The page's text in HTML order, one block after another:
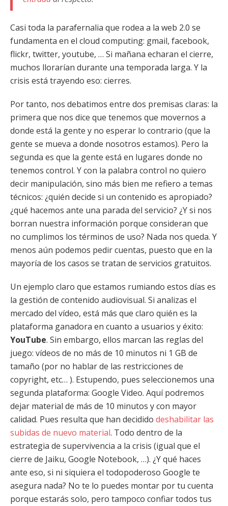
Casi toda la parafernalia que rodea a la web 2.0 se
fundamenta en el cloud computing: gmail, facebook,
flickr, twitter, youtube, … Si mañana echaran el cierre,
muchos llorarían durante una temporada larga. Y la
crisis está trayendo eso: cierres.
Por tanto, nos debatimos entre dos premisas claras: la
primera que nos dice que tenemos que movernos a
donde está la gente y no esperar lo contrario (que la
gente se mueva a donde nosotros estamos). Pero la
segunda es que la gente está en lugares donde no
tenemos control. Y con la palabra control no quiero
decir manipulación, sino más bien me refiero a temas
técnicos: ¿quién decide si un contenido es apropiado?
¿qué hacemos ante una parada del servicio? ¿Y si nos
borran nuestra información porque consideran que
no cumplimos los términos de uso? Nada nos queda. Y
menos aún podemos pedir cuentas, puesto que en la
mayoría de los casos se tratan de servicios gratuitos.
Un ejemplo claro que estamos rumiando estos días es
la gestión de contenido audiovisual. Si analizas el
mercado del vídeo, está más que claro quién es la
plataforma ganadora en cuanto a usuarios y éxito:
YouTube. Sin embargo, ellos marcan las reglas del
juego: vídeos de no más de 10 minutos ni 1 GB de
tamaño (por no hablar de las restricciones de
copyright, etc… ). Estupendo, pues seleccionemos una
segunda plataforma: Google Video. Aquí podremos
dejar material de más de 10 minutos y con mayor
calidad. Pues resulta que han decidido deshabilitar las
subidas de nuevo material. Todo dentro de la
estrategia de supervivencia a la crisis (igual que el
cierre de Jaiku, Google Notebook, …). ¿Y qué haces
ante eso, si ni siquiera el todopoderoso Google te
asegura nada? No te lo puedes montar por tu cuenta
porque estarás solo, pero tampoco confiar todos tus